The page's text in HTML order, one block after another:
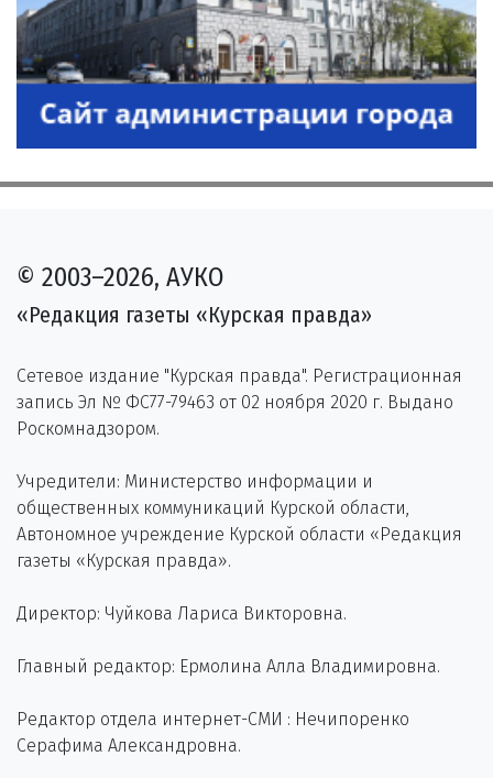
© 2003–2026, АУКО
«Редакция газеты «Курская правда»
Сетевое издание "Курская правда". Регистрационная
запись Эл № ФС77-79463 от 02 ноября 2020 г. Выдано
Роскомнадзором.
Учредители: Министерство информации и
общественных коммуникаций Курской области,
Автономное учреждение Курской области «Редакция
газеты «Курская правда».
Директор: Чуйкова Лариса Викторовна.
Главный редактор: Ермолина Алла Владимировна.
Редактор отдела интернет-СМИ : Нечипоренко
Серафима Александровна.